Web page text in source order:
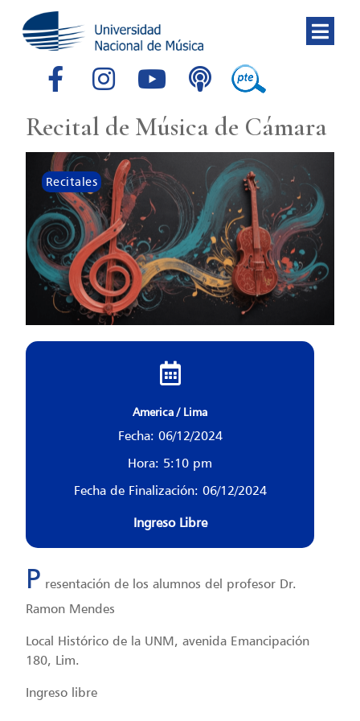
Recital de Música de Cámara
Recitales
America / Lima
Fecha: 06/12/2024
Hora: 5:10 pm
Fecha de Finalización: 06/12/2024
Ingreso Libre
P resentación de los alumnos del profesor Dr.
Ramon Mendes
Local Histórico de la UNM, avenida Emancipación
180, Lim.
Ingreso libre